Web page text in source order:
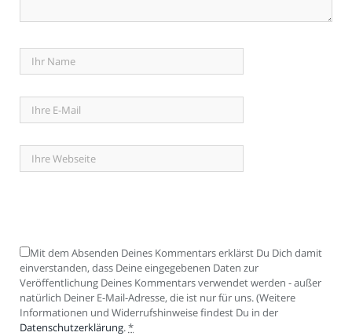
Mit dem Absenden Deines Kommentars erklärst Du Dich damit
einverstanden, dass Deine eingegebenen Daten zur
Veröffentlichung Deines Kommentars verwendet werden - außer
natürlich Deiner E-Mail-Adresse, die ist nur für uns. (Weitere
Informationen und Widerrufshinweise findest Du in der
Datenschutzerklärung.*